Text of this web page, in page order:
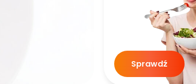
Sprawdź